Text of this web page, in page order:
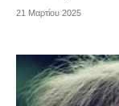
21 Μαρτίου 2025